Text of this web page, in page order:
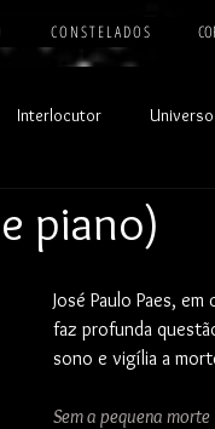
C O N S T E L A D O S
Interlocutor Universo
piano)
José Paulo Paes,
faz profunda
sono e vigília a
Sem a pequena morte